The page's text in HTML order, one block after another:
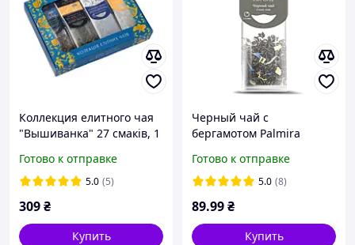
Коллекция елитного чая
"Вышиванка" 27 смаків, 1
Готово к отправке
5.0 (5)
309₴
Купить
Черный чай с
бергамотом Palmira
10 шт.
Готово к отправке
5.0 (8)
89.99₴
Купить